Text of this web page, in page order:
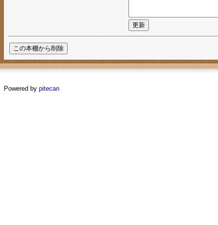
Powered by pitecan